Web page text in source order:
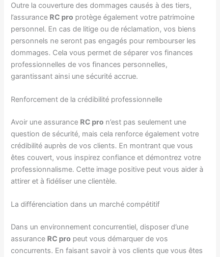
Outre la couverture des dommages causés à des tiers,
l’assurance RC pro protège également votre patrimoine
personnel. En cas de litige ou de réclamation, vos biens
personnels ne seront pas engagés pour rembourser les
dommages. Cela vous permet de séparer vos finances
professionnelles de vos finances personnelles,
garantissant ainsi une sécurité accrue.
Renforcement de la crédibilité professionnelle
Avoir une assurance RC pro n’est pas seulement une
question de sécurité, mais cela renforce également votre
crédibilité auprès de vos clients. En montrant que vous
êtes couvert, vous inspirez confiance et démontrez votre
professionnalisme. Cette image positive peut vous aider à
attirer et à fidéliser une clientèle.
La différenciation dans un marché compétitif
Dans un environnement concurrentiel, disposer d’une
assurance RC pro peut vous démarquer de vos
concurrents. En faisant savoir à vos clients que vous êtes